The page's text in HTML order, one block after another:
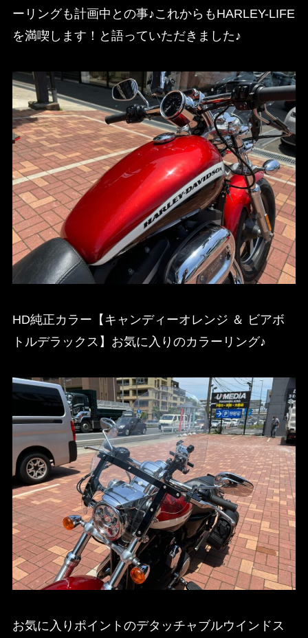
ーリングも計画中との事♪これからもHARLEY-LIFE
を満喫します！と語っていただきました♪
HD純正カラー【キャンディーオレンジ ＆ ビアボ
トルデラックス】お気に入りのカラーリング♪
お気に入りポイントのデタッチャブルウインドス